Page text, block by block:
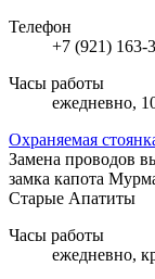
Телефон
+7 (921) 163-
Часы работы
ежедневно,
Охраняемая
Замена проводов
замка капота
Старые Апатиты
Часы работы
ежедневно,